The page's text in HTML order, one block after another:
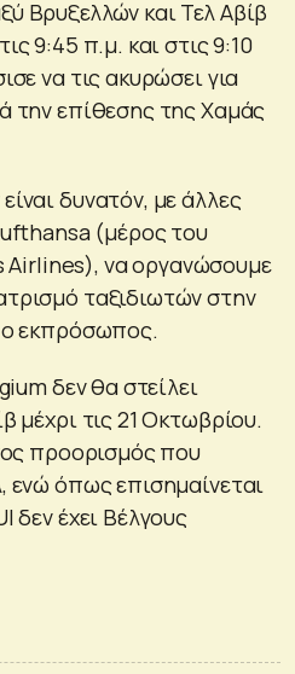
Βρυξελλών και Τελ Αβίβ
9:45 π.μ. και στις 9:10
να τις ακυρώσει για
την επίθεσης της Χαμάς
δυνατόν, με άλλες
(μέρος του
Airlines), να οργανώσουμε
ταξιδιωτών στην
ο εκπρόσωπος.
δεν θα στείλει
μέχρι τις 21 Οκτωβρίου.
προορισμός που
ενώ όπως επισημαίνεται
δεν έχει Βέλγους